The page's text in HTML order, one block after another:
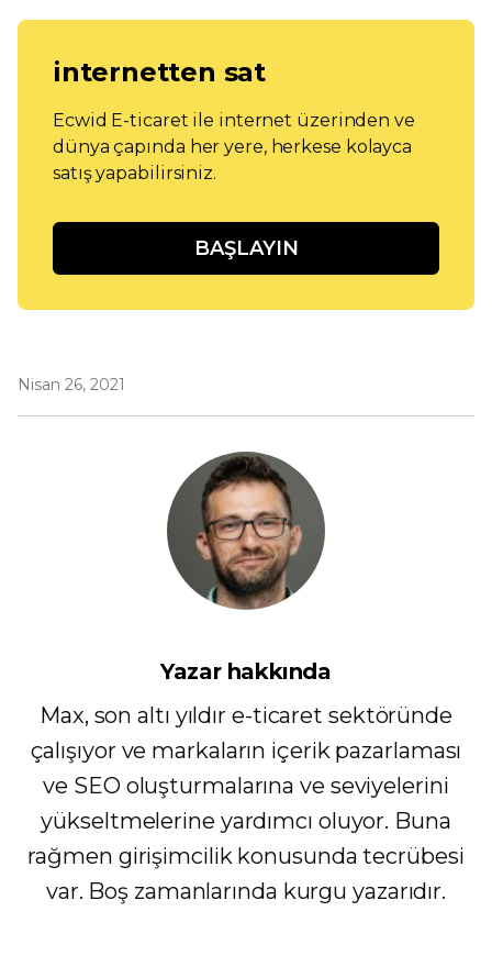
internetten sat
Ecwid E-ticaret ile internet üzerinden ve
dünya çapında her yere, herkese kolayca
satış yapabilirsiniz.
BAŞLAYIN
Nisan 26, 2021
Yazar hakkında
Max, son altı yıldır e-ticaret sektöründe
çalışıyor ve markaların içerik pazarlaması
ve SEO oluşturmalarına ve seviyelerini
yükseltmelerine yardımcı oluyor. Buna
rağmen girişimcilik konusunda tecrübesi
var. Boş zamanlarında kurgu yazarıdır.